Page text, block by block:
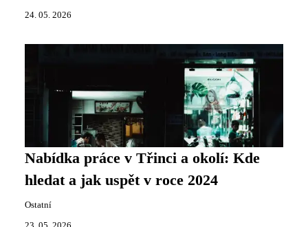
24. 05. 2026
Nabídka práce v Třinci a okolí: Kde
hledat a jak uspět v roce 2024
Ostatní